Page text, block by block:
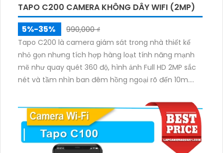
TAPO C200 CAMERA KHÔNG DÂY WIFI (2MP)
5%-35%
990,000 ₫
Tapo C200 là camera giám sát trong nhà thiết kế
nhỏ gọn nhưng tích hợp hàng loạt tính năng mạnh
mẽ như quay quét 360 độ, hình ảnh Full HD 2MP sắc
nét và tầm nhìn ban đêm hồng ngoại rõ đến 10m.
thẻ nhớ hỗ trợ đến 512GB. Tính năng phát hiện
chuyển động thông minh sẽ tự động gửi cảnh báo về
điện thoại mỗi khi phát hiện điều bất thường.